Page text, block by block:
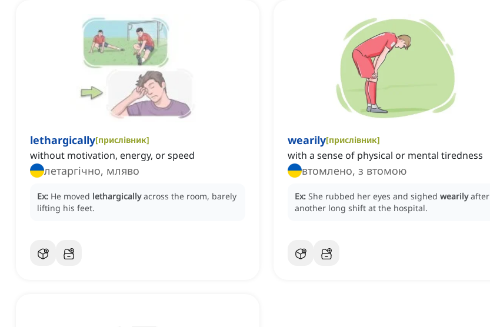
lethargically[прислівник]
without motivation, energy, or speed
летаргічно, мляво
Ex: He moved lethargically across the room, barely
lifting his feet.
wearily[прислівник]
with a sense of physical or mental tiredness
втомлено, з втомою
Ex: She rubbed her eyes and sighed wearily after
another long shift at the hospital.